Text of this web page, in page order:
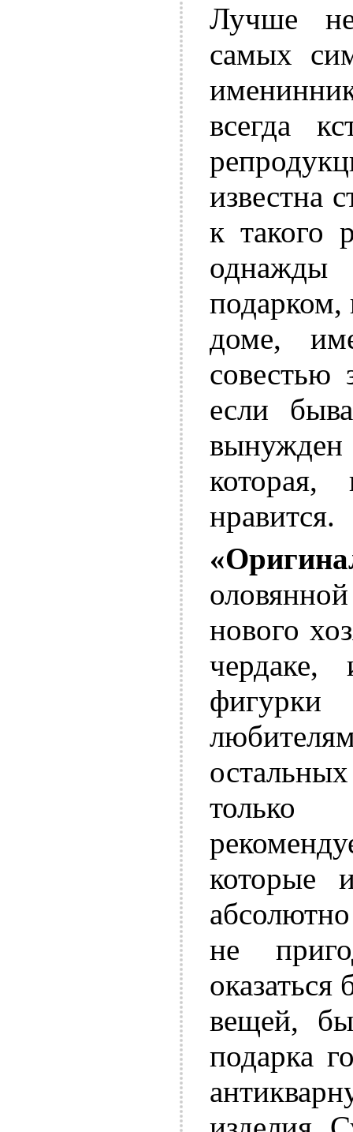
Лучше
самых
всегда
известна
к такого
подарком,
доме,
совестью
если
нравится.
нового
чердаке,
фигурки
только
которые
не
вещей,
подарка